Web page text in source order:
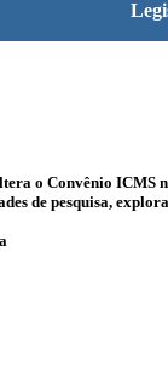
o Convênio ICMS
de pesquisa,